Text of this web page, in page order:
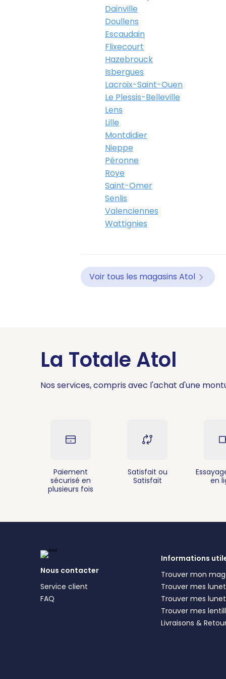
Dainville
Doullens
Escaudain
Flixecourt
Hazebrouck
Isbergues
Lacroix-Saint-Ouen
Le Plessis-Belleville
Lens
Lille
Montdidier
Nieppe
Péronne
Roye
Saint-Omer
Senlis
Valenciennes
Wattignies
Voir tous les magasins Atol
La Totale Atol
Nos services, compris avec l'achat d'une
Paiement
sécurisé en
plusieurs fois
Satisfait ou
Satisfait
en
Nous contacter
Service client
FAQ
Informations
Trouver mon
Trouver mes
Trouver mes
Trouver mes
Livraisons &